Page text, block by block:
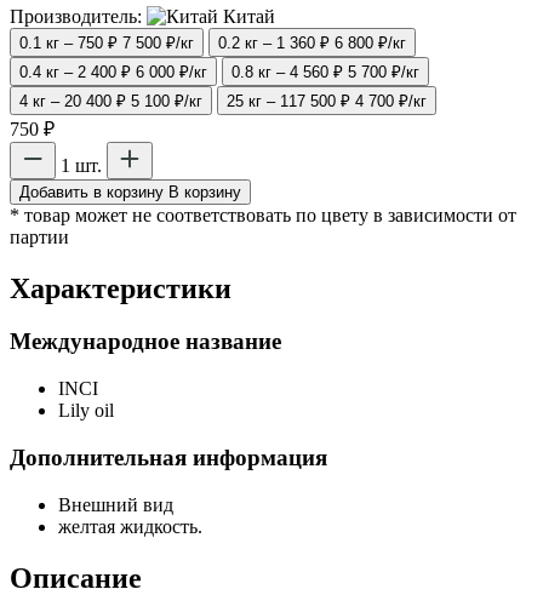
Производитель: Китай
0.1 кг – 750 ₽ 7 500 ₽/кг 0.2 кг – 1 360 ₽ 6 800 ₽/кг
0.4 кг – 2 400 ₽ 6 000 ₽/кг 0.8 кг – 4 560 ₽ 5 700 ₽/кг
4 кг – 20 400 ₽ 5 100 ₽/кг 25 кг – 117 500 ₽ 4 700 ₽/кг
750 ₽
1 шт.
Добавить в корзину В корзину
* товар может не соответствовать по цвету в зависимости от
партии
Характеристики
Международное название
INCI
Lily oil
Дополнительная информация
Внешний вид
желтая жидкость.
Описание